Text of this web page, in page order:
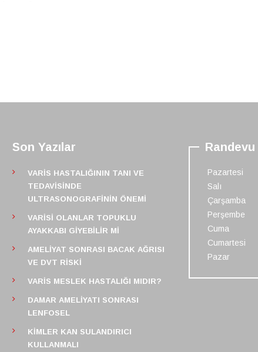
Son Yazılar
VARIS HASTALIĞININ TANI VE
TEDAVISINDE
ULTRASONOGRAFININ ÖNEMI
VARISI OLANLAR TOPUKLU
AYAKKABI GIYEBILIR MI
AMELIYAT SONRASI BACAK AĞRISI
VE DVT RISKI
VARIS MESLEK HASTALIĞI MIDIR?
DAMAR AMELIYATI SONRASI
LENFOSEL
KIMLER KAN SULANDIRICI
KULLANMALI
Randevu
Pazartesi
Salı
Çarşamba
Perşembe
Cuma
Cumartesi
Pazar